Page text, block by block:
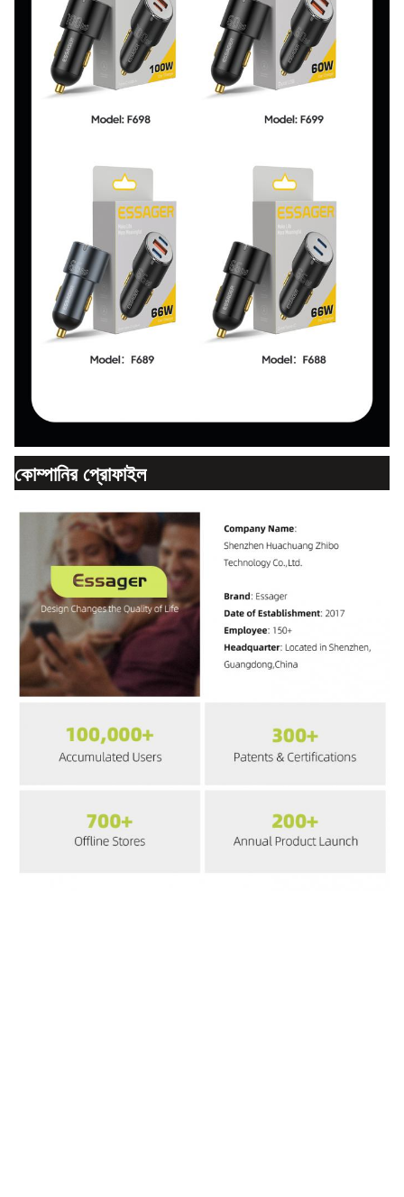
কোম্পানির প্রোফাইল